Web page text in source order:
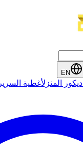
EN
ديكور المنزلأغطية السرير